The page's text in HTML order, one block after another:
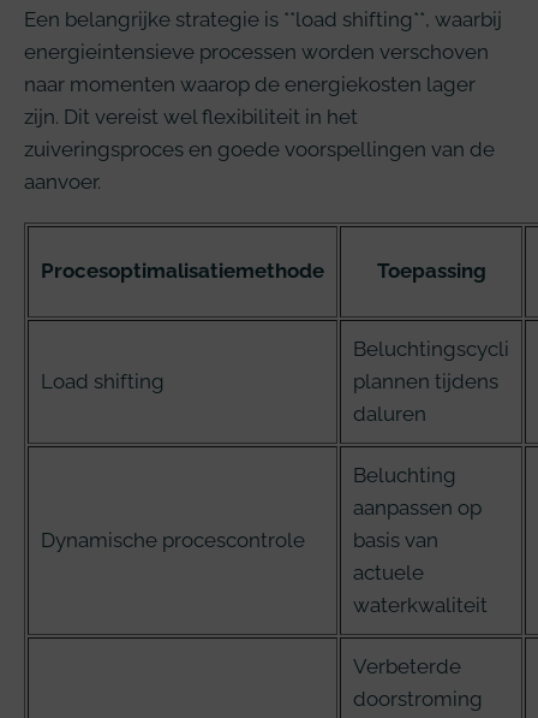
Een belangrijke strategie is **load shifting**, waarbij
energieintensieve processen worden verschoven
naar momenten waarop de energiekosten lager
zijn. Dit vereist wel flexibiliteit in het
zuiveringsproces en goede voorspellingen van de
aanvoer.
Procesoptimalisatiemethode Toepassing
Load shifting
Beluchtingscycli
plannen tijdens
daluren
Dynamische procescontrole
Beluchting
aanpassen op
basis van
actuele
waterkwaliteit
Verbeterde
doorstroming